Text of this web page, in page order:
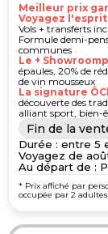
Meilleur prix
Voyagez l'esprit
Vols + transferts
Formule demi-
communes
Le +
épaules, 20% de
de vin mousseux
La signature
découverte des
alliant sport, bien-
Fin de la
Durée : entre 5
Voyagez de
Au départ de :
* Prix affiché par
occupée par 2 adultes